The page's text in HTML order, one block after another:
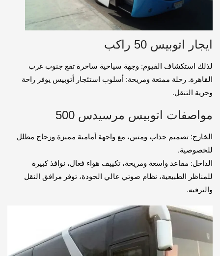
ايجار اتوبيس 50 راكب
لذلك استكشاف الفيوم: وجهة سياحية ساحرة تقع جنوب غرب
القاهرة. رحلة ممتعة ومريحة: أسلوب استئجار أتوبيس يوفر راحة
وحرية التنقل.
مواصفات اتوبيس مرسيدس 500
الخارج: تصميم جذاب ومتين، مع واجهة أمامية مميزة وزجاج مظلل
للخصوصية.
الداخل: مقاعد واسعة ومريحة، تكييف هواء فعال، نوافذ كبيرة
للمناظر الطبيعية، نظام صوتي عالي الجودة، توفر مرافق النقل
والترفيه.